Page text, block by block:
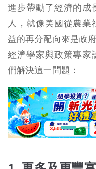
進步帶動了經濟的成
人，就像美國從農業
益的再分配向來是政
經濟學家與政策專家
們解決這一問題：